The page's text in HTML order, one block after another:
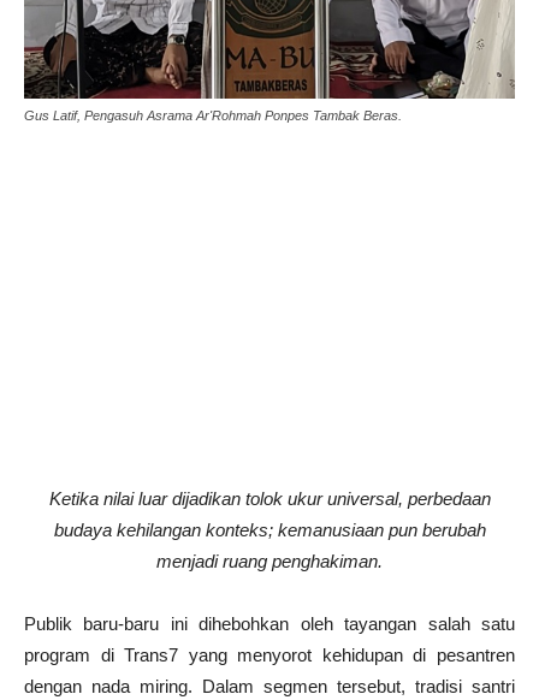
Gus Latif, Pengasuh Asrama Ar'Rohmah Ponpes Tambak Beras.
Ketika nilai luar dijadikan tolok ukur universal, perbedaan
budaya kehilangan konteks; kemanusiaan pun berubah
menjadi ruang penghakiman.
Publik baru-baru ini dihebohkan oleh tayangan salah satu
program di Trans7 yang menyorot kehidupan di pesantren
dengan nada miring. Dalam segmen tersebut, tradisi santri